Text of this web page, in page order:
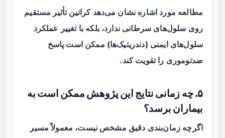
مطالعه مورد اشاره نشان می‌دهد کراتین تأثیر مستقیم
روی سلول‌های سرطانی ندارد، بلکه با تغییر عملکرد
سلول‌های ایمنی (دندریتیک‌ها) ممکن است پاسخ
ضدتوموری را تقویت کند.
۵. چه زمانی نتایج این پژوهش ممکن است به
بیماران برسد؟
اگرچه زمان‌بندی دقیق مشخص نیست، معمولاً مسیر